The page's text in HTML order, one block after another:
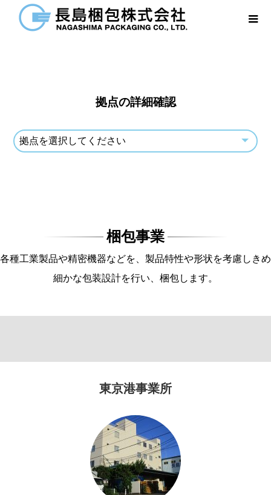
NETWORK
拠点の詳細確認
梱包事業
各種工業製品や精密機器などを、製品特性や形状を考慮しきめ
細かな包装設計を行い、梱包します。
東京港事業所